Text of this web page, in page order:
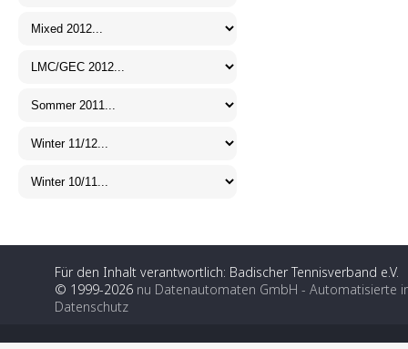
Für den Inhalt verantwortlich: Badischer Tennisverband e.V.
© 1999-2026 nu Datenautomaten GmbH - Automatisierte
Datenschutz